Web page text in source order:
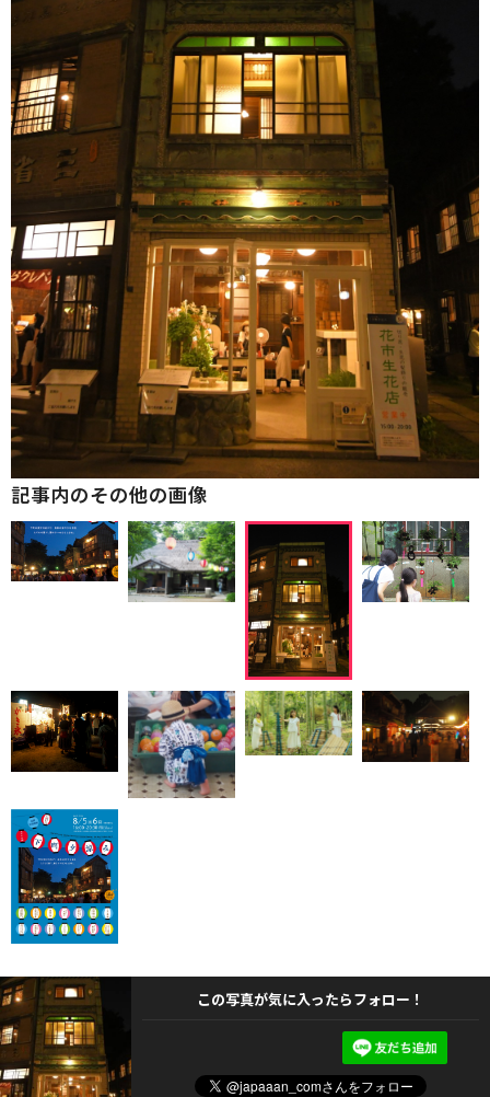
記事内のその他の画像
この写真が気に入ったらフォロー！